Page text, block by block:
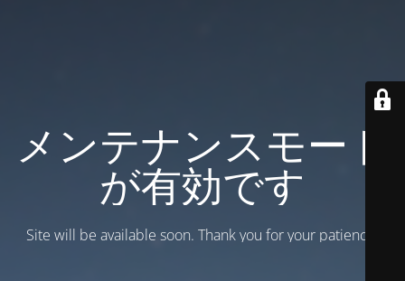
メンテナンスモード
が有効です
Site will be available soon. Thank you for your patience!